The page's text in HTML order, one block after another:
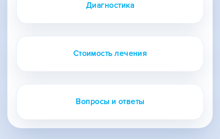
Диагностика
Стоимость лечения
Вопросы и ответы